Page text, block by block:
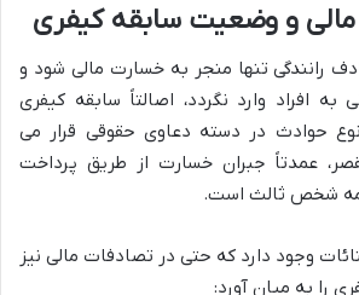
و وضعیت سابقه کیفری
رانندگی تنها منجر به خسارت مالی شود و
افراد وارد نگردد، اصالتاً سابقه کیفری
حوادث در دسته دعاوی حقوقی قرار می
عمدتاً جبران خسارت از طریق پرداخت
شخص ثالث است.
وجود دارد که حتی در تصادفات مالی نیز
را به میان آورد: